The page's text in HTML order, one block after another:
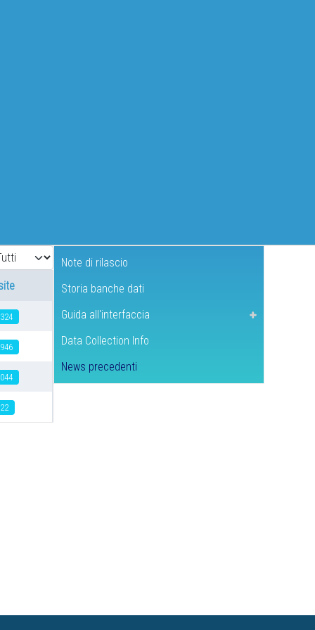
#
Note di rilascio
Storia banche dati
Guida all'interfaccia
Data Collection Info
News precedenti